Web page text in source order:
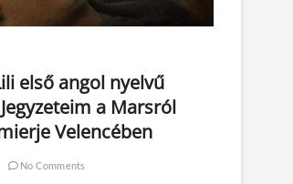
első angol nyelvű
a Marsról
Velencében
No Comments